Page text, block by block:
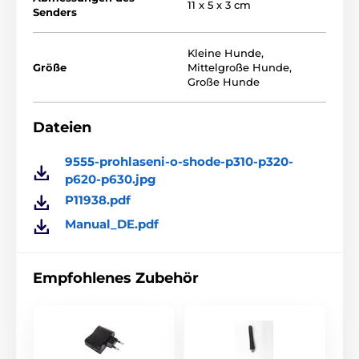
Hintergrundbeleuchtetes LCD-Display
Überblick über den Batteriestatus und die
Impulsintensität
Ergonomisch geformter Sender und Empfänger
Senders
11 x 5 x 3 cm
Größe
Kleine Hunde,
Mittelgroße Hunde,
Große Hunde
Dateien
9555-prohlaseni-o-shode-p310-p320-
p620-p630.jpg
P11938.pdf
Manual_DE.pdf
Empfohlenes Zubehör